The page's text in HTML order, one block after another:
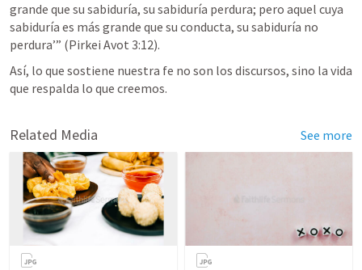
grande que su sabiduría, su sabiduría perdura; pero aquel cuya
sabiduría es más grande que su conducta, su sabiduría no
perdura’” (Pirkei Avot 3:12).
Así, lo que sostiene nuestra fe no son los discursos, sino la vida
que respalda lo que creemos.
Related Media See more